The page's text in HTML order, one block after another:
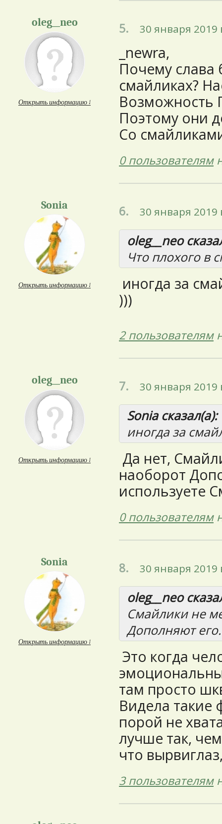
oleg__neo
Открыть информацию ↓
5. 30 января 2019
_newra,
Почему слава
смайликах?
Возможность
Поэтому они
Со
0 пользователям
Sonia
Открыть информацию ↓
6. 30 января 2019
oleg__neo
Что плохого в
иногда за
)))
2 пользователям
oleg__neo
Открыть информацию ↓
7. 30 января 2019
Sonia сказал(а):
иногда за
Да нет,
наоборот
используете
0 пользователям
Sonia
Открыть информацию ↓
8. 30 января 2019
oleg__neo
Смайлики не
Дополняют его.
Это когда
там просто
Видела
порой не
лучше так,
что
3 пользователям